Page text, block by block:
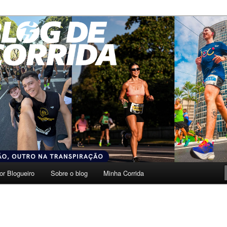
Blogueiro Sobre o blog Minha Corrida